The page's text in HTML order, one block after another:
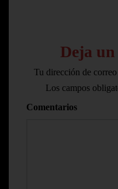
Deja
Tu dirección de
Los campos
Comentarios